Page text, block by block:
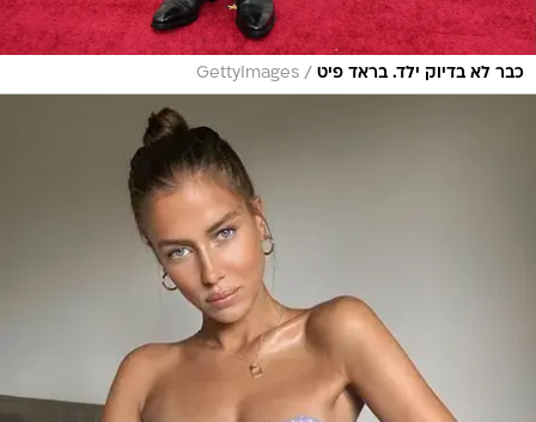
כבר לא בדיוק ילד. בראד פיט /
GettyImages